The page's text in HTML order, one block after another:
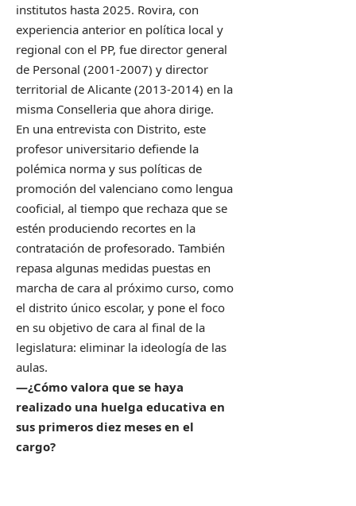
institutos hasta 2025. Rovira, con
experiencia anterior en política local y
regional con el PP, fue director general
de Personal (2001-2007) y director
territorial de Alicante (2013-2014) en la
misma Conselleria que ahora dirige.
En una entrevista con Distrito, este
profesor universitario defiende la
polémica norma y sus políticas de
promoción del valenciano como lengua
cooficial, al tiempo que rechaza que se
estén produciendo recortes en la
contratación de profesorado. También
repasa algunas medidas puestas en
marcha de cara al próximo curso, como
el distrito único escolar, y pone el foco
en su objetivo de cara al final de la
legislatura: eliminar la ideología de las
aulas.
—¿Cómo valora que se haya
realizado una huelga educativa en
sus primeros diez meses en el
cargo?